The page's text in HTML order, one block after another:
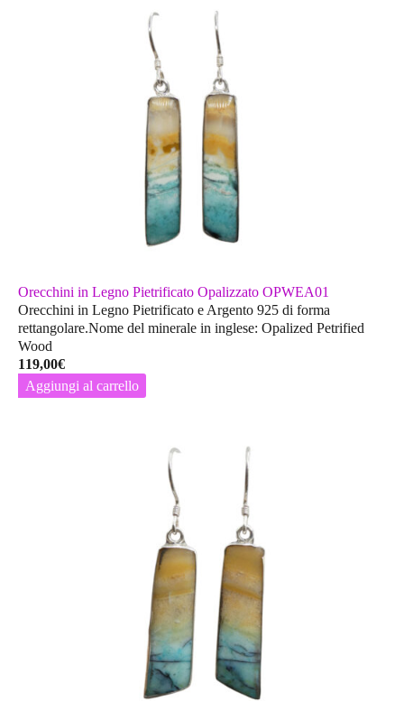
Orecchini in Legno Pietrificato Opalizzato OPWEA01
Orecchini in Legno Pietrificato e Argento 925 di forma
rettangolare.Nome del minerale in inglese: Opalized Petrified
Wood
119,00€
Aggiungi al carrello